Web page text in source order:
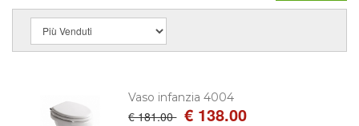
Vaso infanzia 4004
€ 181.00 € 138.00